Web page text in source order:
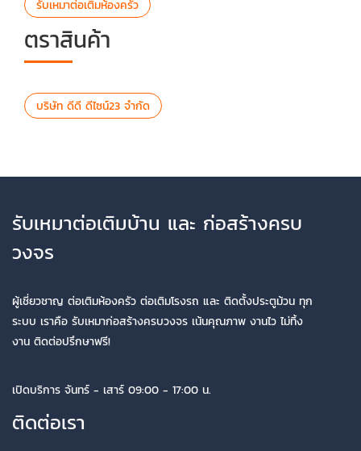
รับเหมาต่อเติมห้องครัว
ตราสินค้า
บริษัท ดีดี ดีไซน์23 จำกัด
รับเหมาต่อเติมบ้าน และ ก่อสร้างครบ
วงจร
ผู้เชี่ยวชาญ ต่อเติมห้องครัว ต่อเติมโรงรถ และ ติดตั้งประตูม้วน ทุก
ระบบ เราคือ รับเหมาก่อสร้างครบวงจร เน้นคุณภาพ งานไว ไม่ทิ้ง
งาน ติดต่อปรึกษาฟรี!
เปิดบริการ จันทร์ - เสาร์ 09:00 - 17:00 น.
ติดต่อเรา